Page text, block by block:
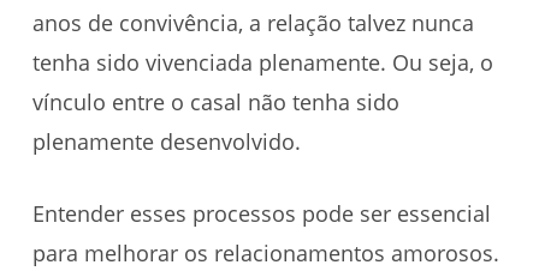
anos de convivência, a relação talvez nunca
tenha sido vivenciada plenamente. Ou seja, o
vínculo entre o casal não tenha sido
plenamente desenvolvido.
Entender esses processos pode ser essencial
para melhorar os relacionamentos amorosos.